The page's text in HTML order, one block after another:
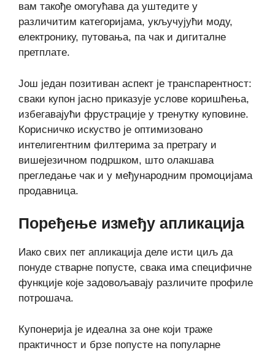
вам такође омогућава да уштедите у
различитим категоријама, укључујући моду,
електронику, путовања, па чак и дигиталне
претплате.
Још један позитиван аспект је транспарентност:
сваки купон јасно приказује услове коришћења,
избегавајући фрустрације у тренутку куповине.
Корисничко искуство је оптимизовано
интелигентним филтерима за претрагу и
вишејезичном подршком, што олакшава
прегледање чак и у међународним промоцијама
продавница.
Поређење између апликација
Иако свих пет апликација деле исти циљ да
понуде стварне попусте, свака има специфичне
функције које задовољавају различите профиле
потрошача.
Купонерија је идеална за оне који траже
практичност и брзе попусте на популарне